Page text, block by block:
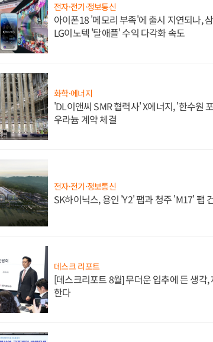
전자·전기·정보통신
아이폰18 '메모리 부족'에 출시 지연되나,
LG이노텍 '탈애플' 수익 다각화 속도
화학·에너지
'DL이앤씨 SMR 협력사' X에너지, '한수원
우라늄 계약 체결
전자·전기·정보통신
SK하이닉스, 용인 'Y2' 팹과 청주 'M17' 팹
데스크 리포트
[데스크리포트 8월] 무더운 입추에 든 생각
한다